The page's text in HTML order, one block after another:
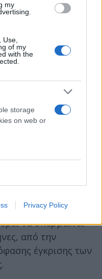
my
of my
with the
storage
on web or
Privacy Policy
περιγράφονται
τα
ο τρόπος υποβολής
η διαδικασία
η έγκριση τους για
δαπάνες, ο τρόπος
η διαδικασία
υλοποίησης, οι
οι λοιποί όροι
δαπανών
των
του
να υπερβαίνει
από την
έγκρισης των